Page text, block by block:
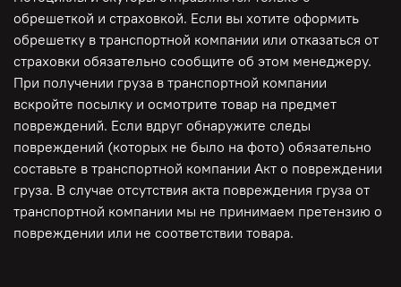
Видео работы
https://rutube.ru/video/
обрешеткой и страховкой. Если вы хотите оформить
обрешетку в транспортной компании или отказаться от
страховки обязательно сообщите об этом менеджеру.
При получении груза в транспортной компании
вскройте посылку и осмотрите товар на предмет
повреждений. Если вдруг обнаружите следы
повреждений (которых не было на фото) обязательно
составьте в транспортной компании Акт о повреждении
груза. В случае отсутствия акта повреждения груза от
транспортной компании мы не принимаем претензию о
повреждении или не соответствии товара.